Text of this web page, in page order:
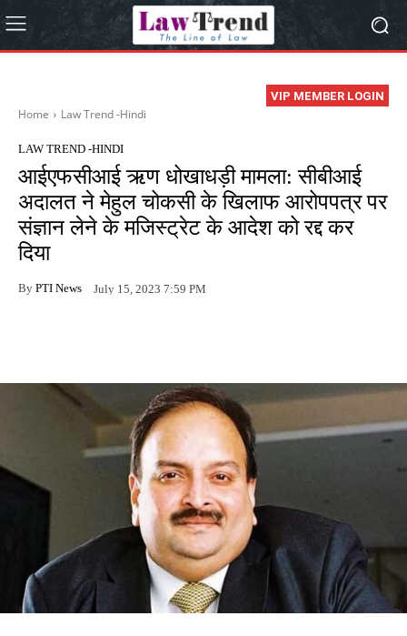
VIP MEMBER LOGIN
Home Law Trend -Hindi
LAW TREND -HINDI
आईएफसीआई ऋण धोखाधड़ी मामला: सीबीआई
अदालत ने मेहुल चोकसी के खिलाफ आरोपपत्र पर
संज्ञान लेने के मजिस्ट्रेट के आदेश को रद्द कर
दिया
By PTI News July 15, 2023 7:59 PM